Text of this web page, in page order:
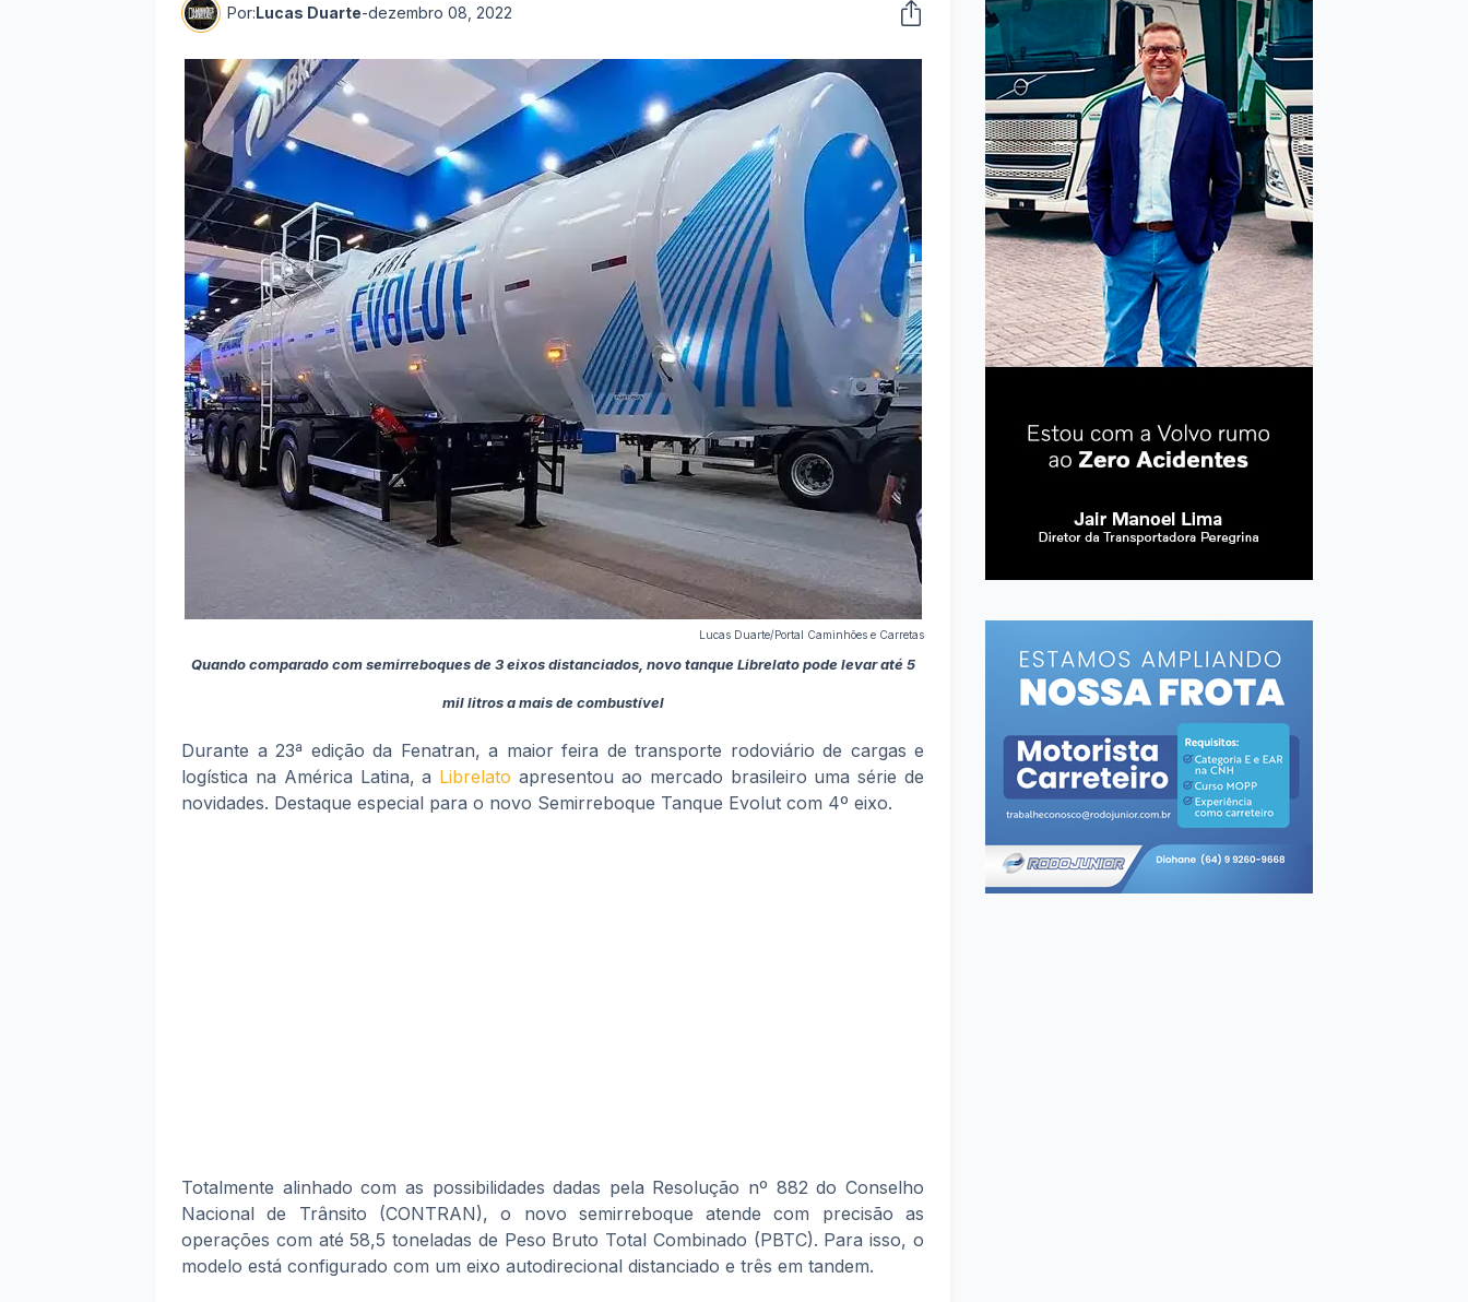
Por:Lucas Duarte-dezembro 08, 2022
Lucas Duarte/Portal Caminhões e Carretas
Quando comparado com semirreboques de 3 eixos distanciados, novo tanque Librelato pode levar até 5
mil litros a mais de combustível
Durante a 23ª edição da Fenatran, a maior feira de transporte rodoviário de cargas e
logística na América Latina, a Librelato apresentou ao mercado brasileiro uma série de
novidades. Destaque especial para o novo Semirreboque Tanque Evolut com 4º eixo.
Totalmente alinhado com as possibilidades dadas pela Resolução nº 882 do Conselho
Nacional de Trânsito (CONTRAN), o novo semirreboque atende com precisão as
operações com até 58,5 toneladas de Peso Bruto Total Combinado (PBTC). Para isso, o
modelo está configurado com um eixo autodirecional distanciado e três em tandem.